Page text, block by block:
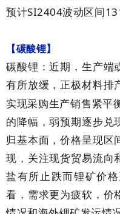
预计SI2404波动区间
【碳酸锂】
碳酸锂：近期，生产端
有所放缓，正极材料排
实现采购生产销售紧平
的降幅，弱预期逐步兑
归基本面，价格呈现区
现，关注现货贸易流向
盐有所止跌而锂矿价
看，需求更为疲软，价